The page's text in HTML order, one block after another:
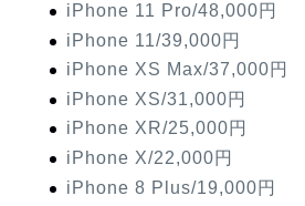
iPhone 11 Pro/48,000円
iPhone 11/39,000円
iPhone XS Max/37,000円
iPhone XS/31,000円
iPhone XR/25,000円
iPhone X/22,000円
iPhone 8 Plus/19,000円